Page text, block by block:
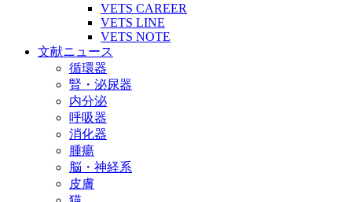
VETS CAREER
VETS LINE
VETS NOTE
文献ニュース
循環器
腎・泌尿器
内分泌
呼吸器
消化器
腫瘍
脳・神経系
皮膚